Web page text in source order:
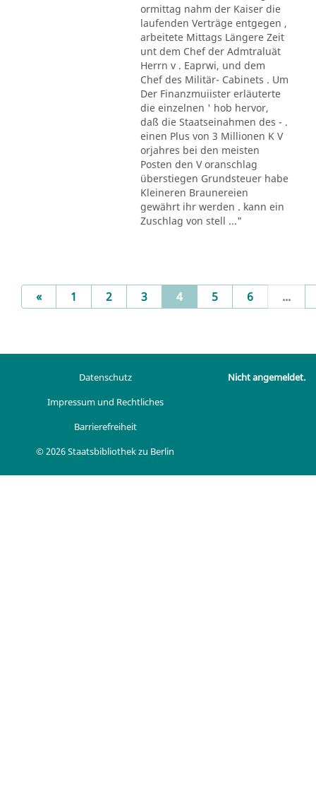
ormittag nahm der Kaiser die
laufenden Verträge entgegen ,
arbeitete Mittags Längere Zeit
unt dem Chef der Admtraluät
Herrn v . Eaprwi, und dem
Chef des Militär- Cabinets . Um
Der Finanzmuiister erläuterte
die einzelnen ' hob hervor,
daß die Staatseinahmen des - .
einen Plus von 3 Millionen K V
orjahres bei den meisten
Posten den V oranschlag
überstiegen Grundsteuer habe
Kleineren Braunereien
gewährt ihr werden . kann ein
Zuschlag von stell ..."
«Previous
1 2 3 4(current)
5 6 ...
Datenschutz
Impressum und Rechtliches
Barrierefreiheit
© 2026 Staatsbibliothek zu Berlin
Nicht angemeldet.